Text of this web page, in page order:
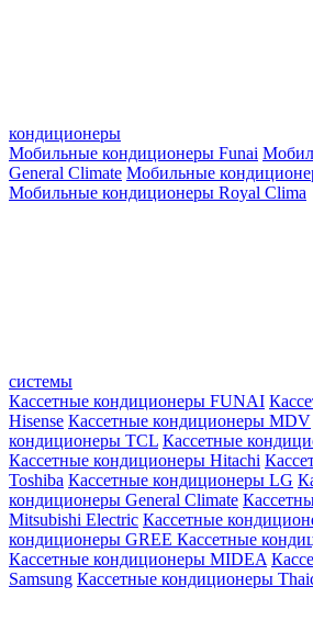
кондиционеры
Мобильные кондиционеры Funai
General Climate Мобильные
Мобильные кондиционеры Royal Clima
системы
Кассетные кондиционеры FUNAI
Hisense Кассетные кондиционеры MDV
кондиционеры TCL Кассетные
Кассетные кондиционеры Hitachi
Toshiba Кассетные кондиционеры LG
кондиционеры General Climate
Mitsubishi Electric Кассетные
кондиционеры GREE Кассетные
Кассетные кондиционеры MIDEA
Samsung Кассетные кондиционеры